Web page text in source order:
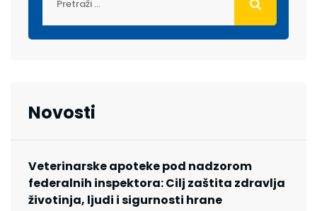
Novosti
Veterinarske apoteke pod nadzorom
federalnih inspektora: Cilj zaštita zdravlja
životinja, ljudi i sigurnosti hrane